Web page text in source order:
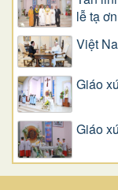
lễ tạ ơn
Việt
Giáo
Giáo